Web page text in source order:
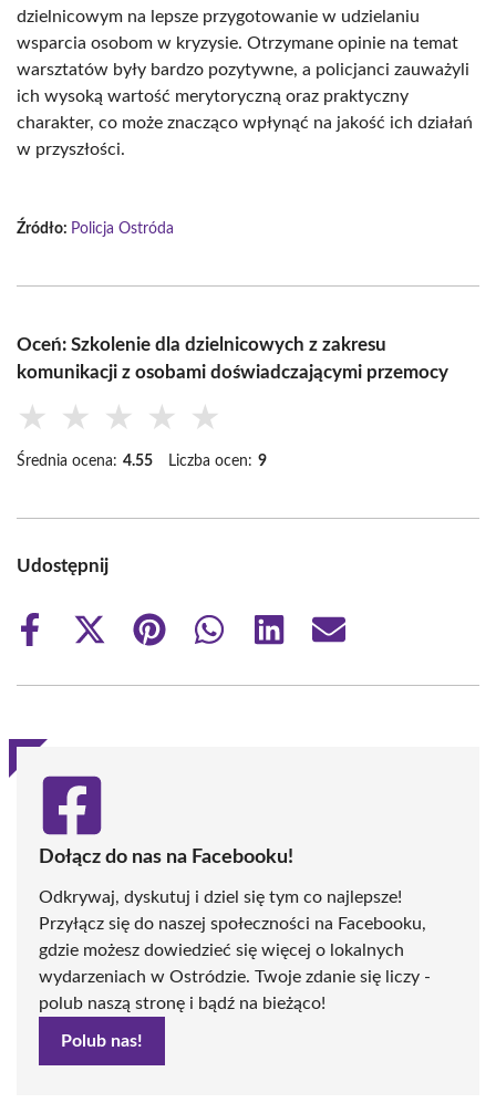
dzielnicowym na lepsze przygotowanie w udzielaniu
wsparcia osobom w kryzysie. Otrzymane opinie na temat
warsztatów były bardzo pozytywne, a policjanci zauważyli
ich wysoką wartość merytoryczną oraz praktyczny
charakter, co może znacząco wpłynąć na jakość ich działań
w przyszłości.
Źródło: Policja Ostróda
Oceń: Szkolenie dla dzielnicowych z zakresu
komunikacji z osobami doświadczającymi przemocy
★ ★ ★ ★ ★
Średnia ocena: 4.55 Liczba ocen: 9
Udostępnij
Share
Share
(Twitter)
Share
Share
Share
Share
Dołącz do nas na Facebooku!
Odkrywaj, dyskutuj i dziel się tym co najlepsze!
Przyłącz się do naszej społeczności na Facebooku,
gdzie możesz dowiedzieć się więcej o lokalnych
wydarzeniach w Ostródzie. Twoje zdanie się liczy -
polub naszą stronę i bądź na bieżąco!
Polub nas!